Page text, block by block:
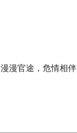
漫漫官途，危情相伴